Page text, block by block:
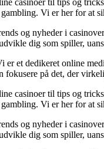
casinoer til tips og
Vi er her for at
og nyheder i
dig som spiller,
et dedikeret online
fokusere på det, der
casinoer til tips og
Vi er her for at
og nyheder i
dig som spiller,